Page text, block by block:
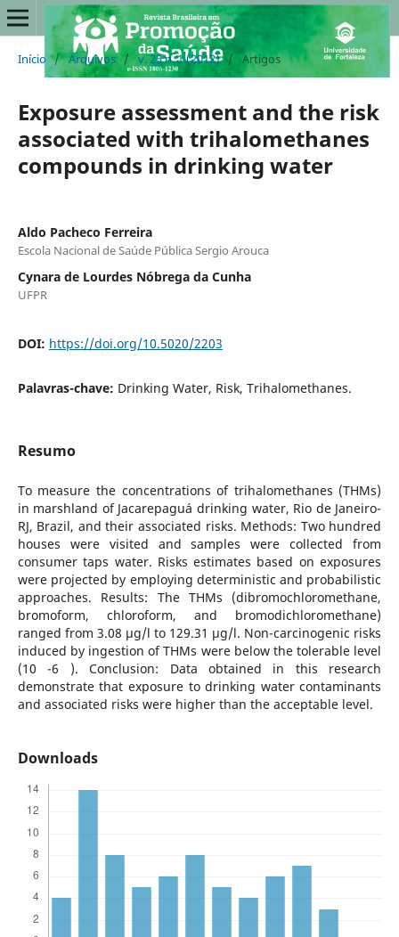
Início / Arquivos / v. 25 n. 1 (2012) / Artigos
Exposure assessment and the risk
associated with trihalomethanes
compounds in drinking water
Aldo Pacheco Ferreira
Escola Nacional de Saúde Pública Sergio Arouca
Cynara de Lourdes Nóbrega da Cunha
UFPR
DOI: https://doi.org/10.5020/2203
Palavras-chave: Drinking Water, Risk, Trihalomethanes.
Resumo
To measure the concentrations of trihalomethanes (THMs)
in marshland of Jacarepaguá drinking water, Rio de Janeiro-
RJ, Brazil, and their associated risks. Methods: Two hundred
houses were visited and samples were collected from
consumer taps water. Risks estimates based on exposures
were projected by employing deterministic and probabilistic
approaches. Results: The THMs (dibromochloromethane,
bromoform, chloroform, and bromodichloromethane)
ranged from 3.08 μg/l to 129.31 μg/l. Non-carcinogenic risks
induced by ingestion of THMs were below the tolerable level
(10 -6 ). Conclusion: Data obtained in this research
demonstrate that exposure to drinking water contaminants
and associated risks were higher than the acceptable level.
Downloads